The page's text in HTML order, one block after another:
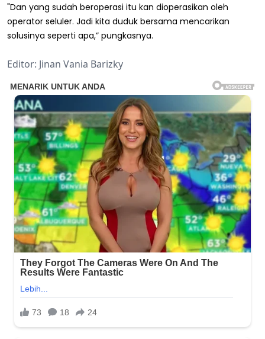
"Dan yang sudah beroperasi itu kan dioperasikan oleh
operator seluler. Jadi kita duduk bersama mencarikan
solusinya seperti apa,” pungkasnya.
Editor: Jinan Vania Barizky